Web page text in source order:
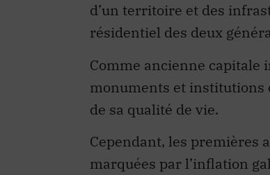
d’un territoire et des
résidentiel des deux
Comme ancienne capitale
monuments et institutions
de sa qualité de vie.
Cependant, les premières
marquées par l’inflation